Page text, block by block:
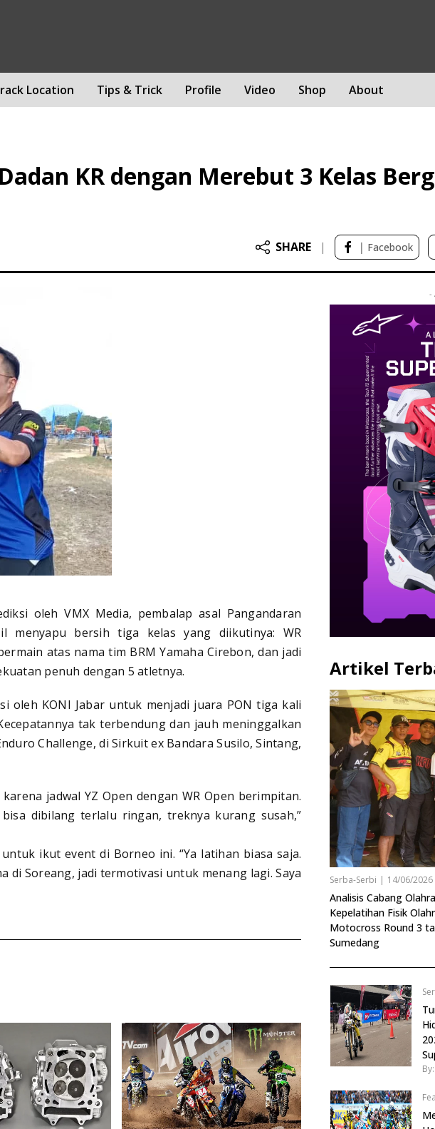
Location Tips & Trick Profile Video Shop About
KR dengan Merebut 3 Kelas
SHARE | | Facebook
oleh VMX Media, pembalap asal Pangandaran
menyapu bersih tiga kelas yang diikutinya: WR
atas nama tim BRM Yamaha Cirebon, dan jadi
penuh dengan 5 atletnya.
oleh KONI Jabar untuk menjadi juara PON tiga kali
tak terbendung dan jauh meninggalkan
Challenge, di Sirkuit ex Bandara Susilo, Sintang,
jadwal YZ Open dengan WR Open berimpitan.
dibilang terlalu ringan, treknya kurang susah,”
ikut event di Borneo ini. “Ya latihan biasa saja.
di Soreang, jadi termotivasi untuk menang lagi. Saya
-
Artikel
Serba-Serbi | 14/06/2026
Analisis Cabang
Kepelatihan Fisik
Motocross Round 3
Sumedang